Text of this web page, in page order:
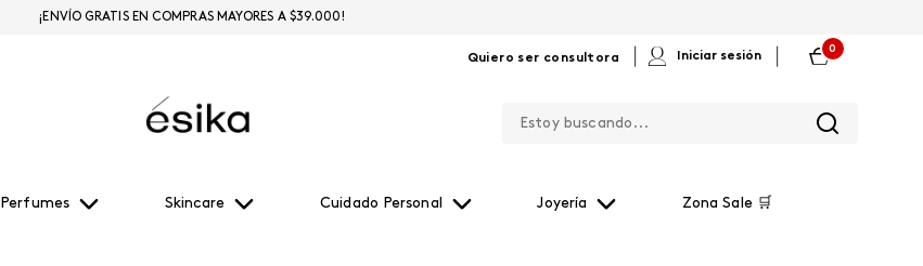
Quiero ser consultora Iniciar sesión
0
Perfumes Skincare Cuidado Personal Joyería Zona Sale 🛒
¡ENVÍO GRATIS EN COMPRAS MAYORES A $39.000!